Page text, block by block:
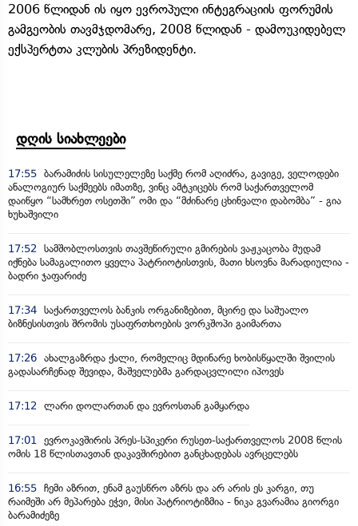
2006 წლი­დან ის იყო ევ­რო­პუ­ლი ინ­ტეგ­რა­ცი­ის ფო­რუ­მის
გამ­გე­ო­ბის თავ­მჯდო­მა­რე, 2008 წლი­დან - და­მო­უ­კი­დე­ბელ
ექ­სპერტთა კლუ­ბის პრე­ზი­დენ­ტი.
დღის სიახლეები
17:55 ბარამიძის სისულელეზე საქმე რომ აღიძრა, გავიგე, ველოდები
ანალოგიურ საქმეებს იმათზე, ვინც ამტკიცებს რომ საქართველომ
დაიწყო “სამხრეთ ოსეთში” ომი და “მძინარე ცხინვალი დაბომბა” - გია
ხუხაშვილი
17:52
სამშობლოსთვის თავშეწირული გმირების ვაჟკაცობა მუდამ
იქნება სამაგალითო ყველა პატრიოტისთვის, მათი ხსოვნა მარადიულია -
ბადრი ჯაფარიძე
17:34 საქართველოს ბანკის ორგანიზებით, მცირე და საშუალო
ბიზნესისთვის შრომის უსაფრთხოების ვორკშოპი გაიმართა
17:26 ახალგაზრდა ქალი, რომელიც მდინარე ხობისწყალში შვილის
გადასარჩენად შევიდა, მაშველებმა გარდაცვლილი იპოვეს
17:12 ლარი დოლართან და ევროსთან გამყარდა
17:01
ევროკავშირის პრეს-სპიკერი რუსეთ-საქართველოს 2008 წლის
ომის 18 წლისთავთან დაკავშირებით განცხადებას ავრცელებს
16:55 ჩემი აზრით, ენამ გაუსწრო აზრს და არ არის ეს კარგი, თუ
რაიმეში არ მეპარება ეჭვი, მისი პატრიოტიზმია - ნიკა გვარამია გიორგი
ბარამიძეზე